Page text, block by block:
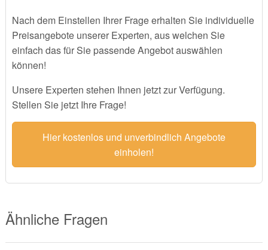
Nach dem Einstellen Ihrer Frage erhalten Sie individuelle
Preisangebote unserer Experten, aus welchen Sie
einfach das für Sie passende Angebot auswählen
können!
Unsere Experten stehen Ihnen jetzt zur Verfügung.
Stellen Sie jetzt Ihre Frage!
Hier kostenlos und unverbindlich Angebote
einholen!
Ähnliche Fragen